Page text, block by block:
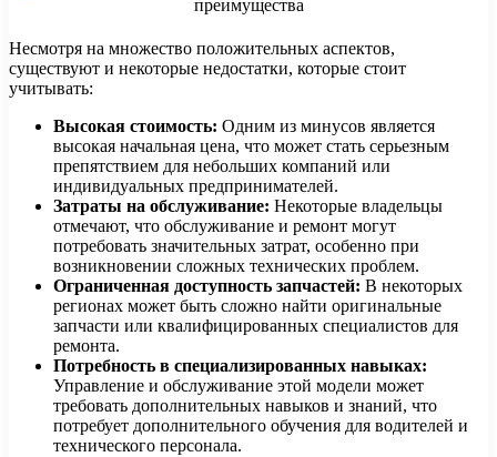
Несмотря на множество положительных аспектов,
существуют и некоторые недостатки, которые стоит
учитывать:
Высокая стоимость: Одним из минусов является
высокая начальная цена, что может стать серьезным
препятствием для небольших компаний или
индивидуальных предпринимателей.
Затраты на обслуживание: Некоторые владельцы
отмечают, что обслуживание и ремонт могут
потребовать значительных затрат, особенно при
возникновении сложных технических проблем.
Ограниченная доступность запчастей: В некоторых
регионах может быть сложно найти оригинальные
запчасти или квалифицированных специалистов для
ремонта.
Потребность в специализированных навыках:
Управление и обслуживание этой модели может
требовать дополнительных навыков и знаний, что
потребует дополнительного обучения для водителей и
технического персонала.